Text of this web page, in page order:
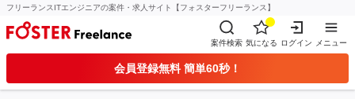
フリーランスITエンジニアの案件・求人サイト【フォスターフリーランス】
案件検索 気になる ログイン メニュー
会員登録無料 簡単60秒！